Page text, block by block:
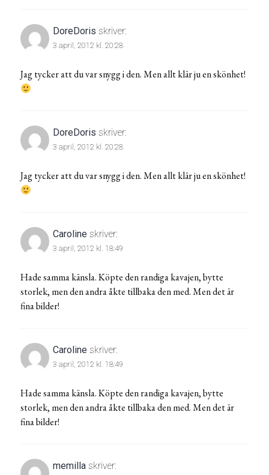
DoreDoris skriver:
3 april, 2012 kl. 20:28
Jag tycker att du var snygg i den. Men allt klär ju en skönhet!
DoreDoris skriver:
3 april, 2012 kl. 20:28
Jag tycker att du var snygg i den. Men allt klär ju en skönhet!
Caroline skriver:
3 april, 2012 kl. 18:49
Hade samma känsla. Köpte den randiga kavajen, bytte
storlek, men den andra åkte tillbaka den med. Men det är
fina bilder!
Caroline skriver:
3 april, 2012 kl. 18:49
Hade samma känsla. Köpte den randiga kavajen, bytte
storlek, men den andra åkte tillbaka den med. Men det är
fina bilder!
memilla skriver: